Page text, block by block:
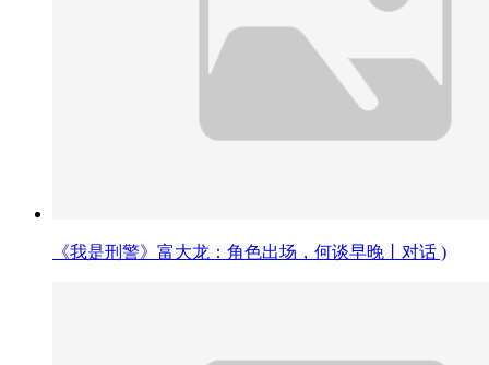
《我是刑警》富大龙：角色出场，何谈早晚丨对话 )